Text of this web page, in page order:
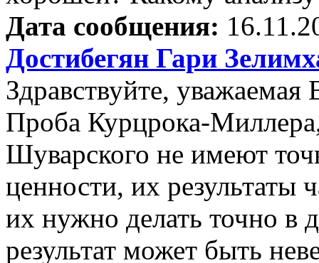
Дата сообщения:
Достибегян Гари
Здравствуйте, уважаемая
Проба Курцрока-
Шуварского не имеют
ценности, их результаты
их нужно делать точно в
результат может быть